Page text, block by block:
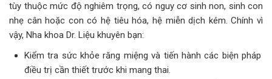
tùy thuộc mức độ nghiêm trọng, có nguy cơ sinh non, sinh con
nhẹ cân hoặc con có hệ tiêu hóa, hệ miễn dịch kém. Chính vì
vậy, Nha khoa Dr. Liệu khuyên bạn:
Kiểm tra sức khỏe răng miệng và tiến hành các biện pháp
điều trị cần thiết trước khi mang thai.